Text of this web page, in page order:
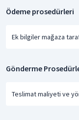
Ödeme prosedürleri
Ek bilgiler mağaza
Gönderme
Teslimat maliyeti ve